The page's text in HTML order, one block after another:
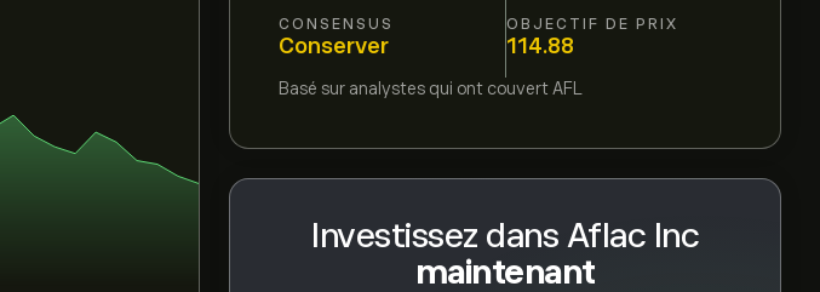
CONSENSUS
Conserver
OBJECTIF DE PRIX
114.88
Basé sur analystes qui ont couvert AFL
Investissez dans Aflac Inc
maintenant